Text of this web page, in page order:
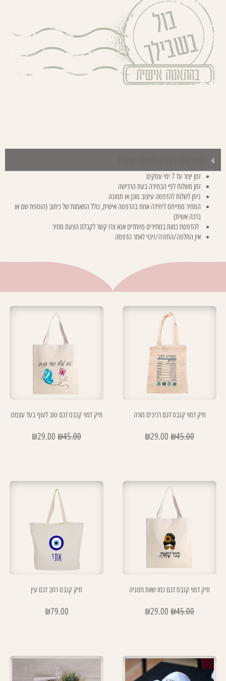
זמן יצור עד 7 ימי עסקים
זמן משלוח לפי הבחירה בעת הרכישה
ניתן לשלוח להדפסה עיצוב מוכן או תמונה
המחיר מתייחס ליחידה אחת בהדפסה אישית, כולל התאמות של כיתוב (הוספת שם או
ברכה אשית)
להדפסת כמות במחירים מיוחדים אנא צרו קשר לקבלת הצעת מחיר
אין החלפה/החזרה/זיכוי לאחר הדפסה
תיק דמוי קנבס דגם רכיבים מורה
₪45.00
₪29.00
תיק דמוי קנבס דגם טוב לעוף בעד עצמנו
₪45.00
₪29.00
תיק דמוי קנבס דגם כמו שאת חמניה
₪45.00
₪29.00
תיק קנבס רחב דגם עין
₪79.00